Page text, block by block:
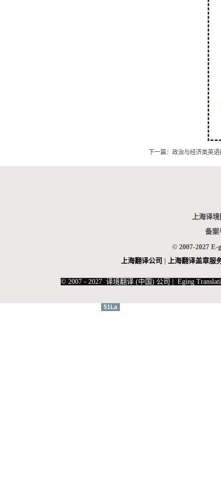
下一篇： 政治与经济类英
上海译
备案
© 2007-2027 E-
上海翻译公司 上海翻译盖章服
© 2007 - 2027 译境翻译 (中国) 公司 | Eging
51La